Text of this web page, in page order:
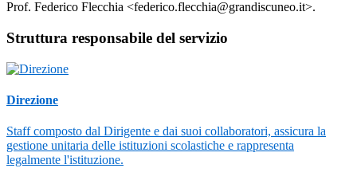
Prof. Federico Flecchia <federico.flecchia@grandiscuneo.it>.
Struttura responsabile del servizio
Direzione
Staff composto dal Dirigente e dai suoi collaboratori, assicura la
gestione unitaria delle istituzioni scolastiche e rappresenta
legalmente l'istituzione.